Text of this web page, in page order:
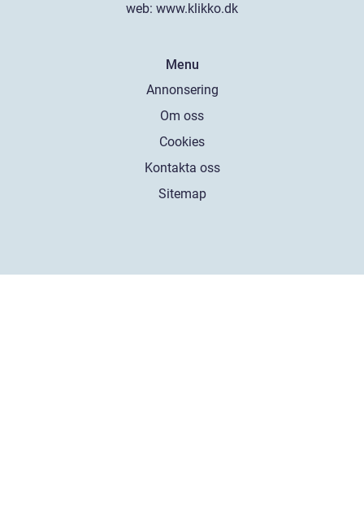
web: www.klikko.dk
Menu
Annonsering
Om oss
Cookies
Kontakta oss
Sitemap